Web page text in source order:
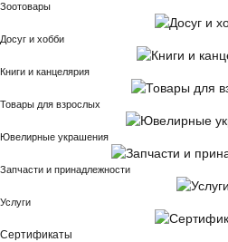
Зоотовары
Досуг и хобби
Книги и канцелярия
Товары для взрослых
Ювелирные украшения
Запчасти и принадлежности
Услуги
Сертификаты